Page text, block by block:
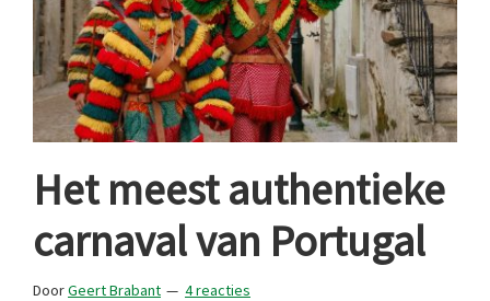
Het meest authentieke
carnaval van Portugal
DoorGeert Brabant
4 reacties